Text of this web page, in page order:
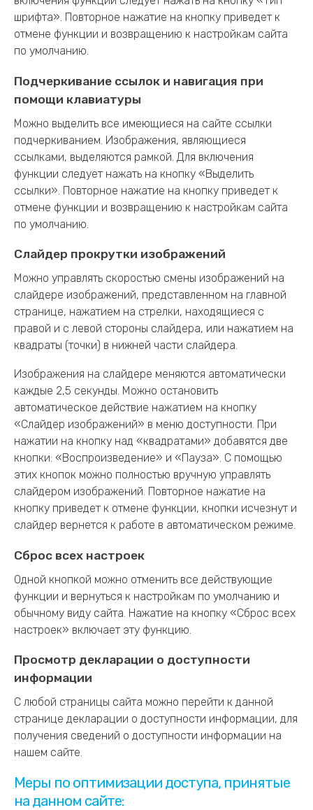
шрифта». Повторное нажатие на кнопку приведет к
отмене функции и возвращению к настройкам сайта
по умолчанию.
Подчеркивание ссылок и навигация при
помощи клавиатуры
Можно выделить все имеющиеся на сайте ссылки
подчеркиванием. Изображения, являющиеся
ссылками, выделяются рамкой. Для включения
функции следует нажать на кнопку «Выделить
ссылки». Повторное нажатие на кнопку приведет к
отмене функции и возвращению к настройкам сайта
по умолчанию.
Слайдер прокрутки изображений
Можно управлять скоростью смены изображений на
слайдере изображений, представленном на главной
странице, нажатием на стрелки, находящиеся с
правой и с левой стороны слайдера, или нажатием на
квадраты (точки) в нижней части слайдера.
Изображения на слайдере меняются автоматически
каждые 2,5 секунды. Можно остановить
автоматическое действие нажатием на кнопку
«Слайдер изображений» в меню доступности. При
нажатии на кнопку над «квадратами» добавятся две
кнопки: «Воспроизведение» и «Пауза». С помощью
этих кнопок можно полностью вручную управлять
слайдером изображений. Повторное нажатие на
кнопку приведет к отмене функции, кнопки исчезнут и
слайдер вернется к работе в автоматическом режиме.
Сброс всех настроек
Одной кнопкой можно отменить все действующие
функции и вернуться к настройкам по умолчанию и
обычному виду сайта. Нажатие на кнопку «Сброс всех
настроек» включает эту функцию.
Просмотр декларации о доступности
информации
С любой страницы сайта можно перейти к данной
странице декларации о доступности информации, для
получения сведений о доступности информации на
нашем сайте.
Меры по оптимизации доступа, принятые
на данном сайте: